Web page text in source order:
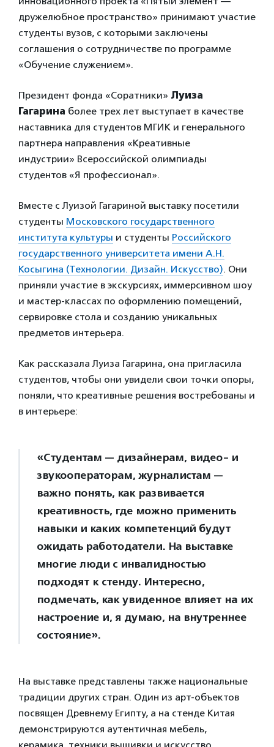
дружелюбное пространство» принимают участие
студенты вузов, с которыми заключены
соглашения о сотрудничестве по программе
«Обучение служением».
Президент фонда «Соратники» Луиза
Гагарина более трех лет выступает в качестве
наставника для студентов МГИК и генерального
партнера направления «Креативные
индустрии» Всероссийской олимпиады
студентов «Я профессионал».
Вместе с Луизой Гагариной выставку посетили
студенты Московского государственного
института культуры и студенты Российского
государственного университета имени А.Н.
Косыгина (Технологии. Дизайн. Искусство). Они
приняли участие в экскурсиях, иммерсивном шоу
и мастер-классах по оформлению помещений,
сервировке стола и созданию уникальных
предметов интерьера.
Как рассказала Луиза Гагарина, она пригласила
студентов, чтобы они увидели свои точки опоры,
поняли, что креативные решения востребованы и
в интерьере:
«Студентам — дизайнерам, видео- и
звукооператорам, журналистам —
важно понять, как развивается
креативность, где можно применить
навыки и каких компетенций будут
ожидать работодатели. На выставке
многие люди с инвалидностью
подходят к стенду. Интересно,
подмечать, как увиденное влияет на их
настроение и, я думаю, на внутреннее
состояние».
На выставке представлены также национальные
традиции других стран. Один из арт-объектов
посвящен Древнему Египту, а на стенде Китая
демонстрируются аутентичная мебель,